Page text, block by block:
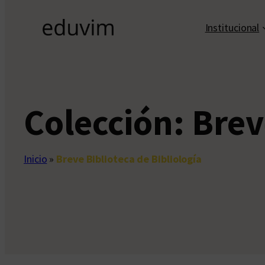
Institucional
Colección:
Inicio » Breve Biblioteca de Bibliología